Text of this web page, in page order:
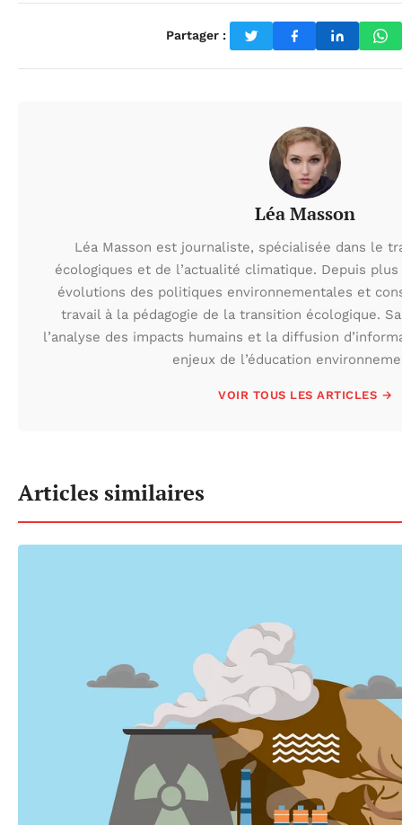
Partager :
Léa Masson
Léa Masson est journaliste, spécialisée dans le
écologiques et de l’actualité climatique. Depuis
évolutions des politiques environnementales et
travail à la pédagogie de la transition écologique.
l’analyse des impacts humains et la diffusion
enjeux de l’éducation
VOIR TOUS LES ARTICLES →
Articles similaires